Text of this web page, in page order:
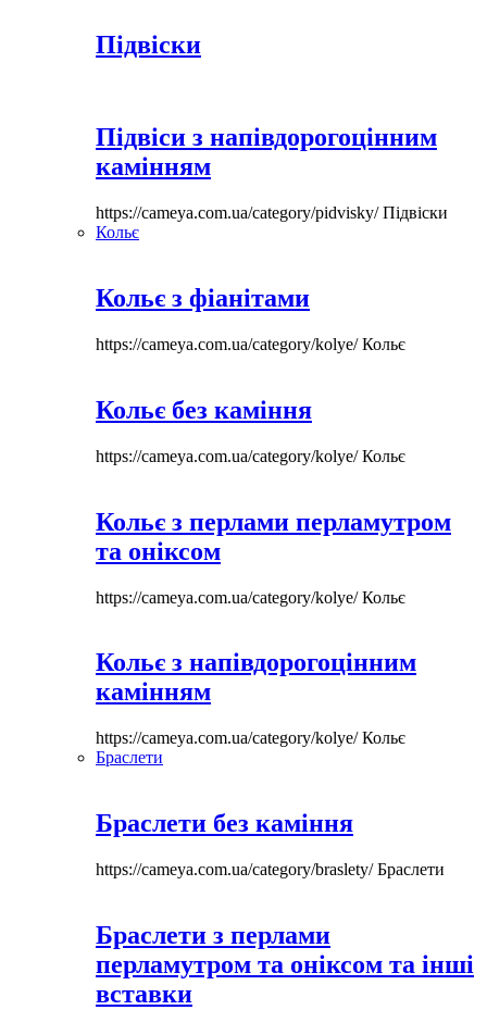
Підвіски
Підвіси з напівдорогоцінним
камінням
https://cameya.com.ua/category/pidvisky/Підвіски
Кольє
Кольє з фіанітами
https://cameya.com.ua/category/kolye/Кольє
Кольє без каміння
https://cameya.com.ua/category/kolye/Кольє
Кольє з перлами перламутром
та оніксом
https://cameya.com.ua/category/kolye/Кольє
Кольє з напівдорогоцінним
камінням
https://cameya.com.ua/category/kolye/Кольє
Браслети
Браслети без каміння
https://cameya.com.ua/category/braslety/Браслети
Браслети з перлами
перламутром та оніксом та інші
вставки